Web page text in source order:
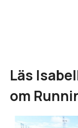
Läs
om